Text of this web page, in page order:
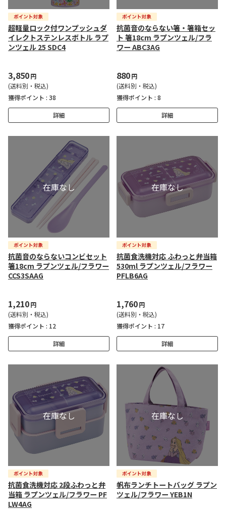
超軽量ロック付ワンプッシュダ
イレクトステンレスボトル ラプ
ンツェル 25 SDC4
3,850円
(送料別・税込)
獲得ポイント : 38
詳細
抗菌音のならない箸・箸箱セッ
ト 箸18cm ラプンツェル/フラ
ワー ABC3AG
880円
(送料別・税込)
獲得ポイント : 8
詳細
抗菌音のならないコンビセット
箸18cm ラプンツェル/フラワー
CCS3SAAG
1,210円
(送料別・税込)
獲得ポイント : 12
詳細
抗菌食洗機対応 ふわっと弁当箱
530ml ラプンツェル/フラワー
PFLB6AG
1,760円
(送料別・税込)
獲得ポイント : 17
詳細
抗菌食洗機対応 2段ふわっと弁
当箱 ラプンツェル/フラワー PF
LW4AG
帆布ランチトートバッグ ラプン
ツェル/フラワー YEB1N